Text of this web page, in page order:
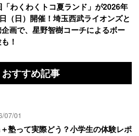
わくわくトコ夏ランド」が2026年
（日）開催！埼玉西武ライオンズと
画で、星野智樹コーチによるボー
！
おすすめ記事
07/01
塾って実際どう？小学生の体験レポ